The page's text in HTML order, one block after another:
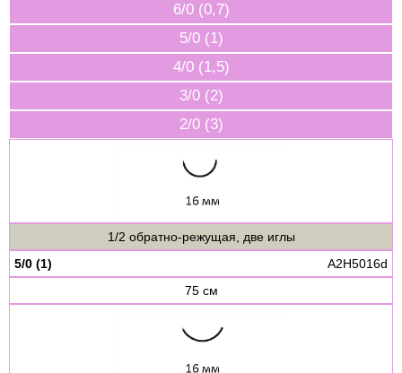
6/0 (0,7)
5/0 (1)
4/0 (1,5)
3/0 (2)
2/0 (3)
1/2 обратно-режущая, две иглы
5/0 (1)
A2H5016d
75 см